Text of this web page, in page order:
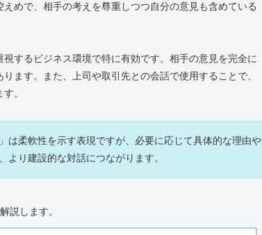
めで、相手の考えを尊重しつつ自分の意見も含めている
するビジネス環境で特に有効です。相手の意見を完全に
ます。また、上司や取引先との会話で使用することで、
。
は柔軟性を示す表現ですが、必要に応じて具体的な理由や
より建設的な対話につながります。
説します。